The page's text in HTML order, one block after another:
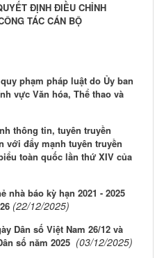
ĐỊNH ĐIỀU CHỈNH
TÁC CÁN BỘ
phạm pháp luật do Ủy ban
vực Văn hóa, Thể thao và
thông tin, tuyên truyền
với đẩy mạnh tuyên truyền
toàn quốc lần thứ XIV của
nhà báo kỳ hạn 2021 - 2025
(22/12/2025)
Dân số Việt Nam 26/12 và
số năm 2025 (03/12/2025)